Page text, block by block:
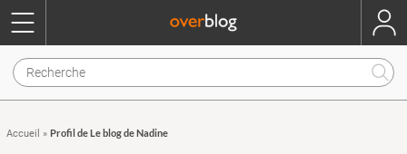
Accueil » Profil de Le blog de Nadine